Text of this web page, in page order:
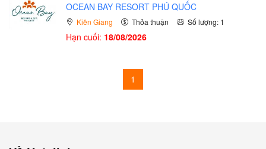
OCEAN BAY RESORT PHÚ QUỐC
Kiên Giang Thỏa thuận Số lượng: 1
Hạn cuối: 18/08/2026
1